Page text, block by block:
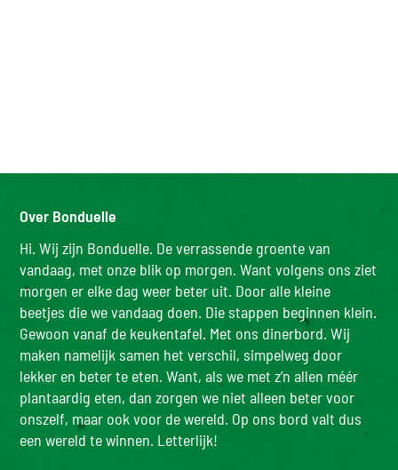
Over Bonduelle
Hi. Wij zijn Bonduelle. De verrassende groente van
vandaag, met onze blik op morgen. Want volgens ons ziet
morgen er elke dag weer beter uit. Door alle kleine
beetjes die we vandaag doen. Die stappen beginnen klein.
Gewoon vanaf de keukentafel. Met ons dinerbord. Wij
maken namelijk samen het verschil, simpelweg door
lekker en beter te eten. Want, als we met z’n allen méér
plantaardig eten, dan zorgen we niet alleen beter voor
onszelf, maar ook voor de wereld. Op ons bord valt dus
een wereld te winnen. Letterlijk!